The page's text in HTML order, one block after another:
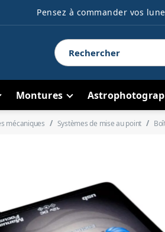
Pensez à commander vos
Montures
mécaniques Systèmes de mise au point